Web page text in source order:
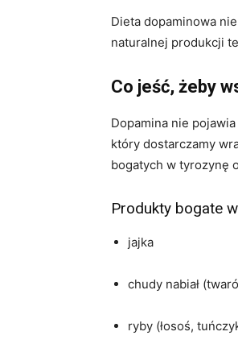
Dieta dopaminowa
naturalnej produkcji
Co jeść, żeby
Dopamina nie
który dostarczamy
bogatych w tyrozynę
Produkty bogate
jajka
chudy nabiał
ryby (łosoś,